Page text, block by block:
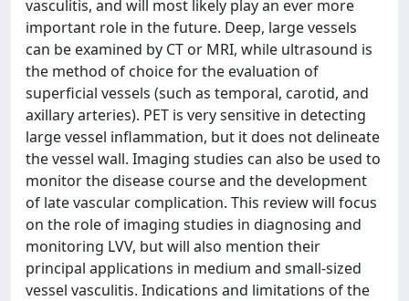
vasculitis, and will most likely play an ever more
important role in the future. Deep, large vessels
can be examined by CT or MRI, while ultrasound is
the method of choice for the evaluation of
superficial vessels (such as temporal, carotid, and
axillary arteries). PET is very sensitive in detecting
large vessel inflammation, but it does not delineate
the vessel wall. Imaging studies can also be used to
monitor the disease course and the development
of late vascular complication. This review will focus
on the role of imaging studies in diagnosing and
monitoring LVV, but will also mention their
principal applications in medium and small-sized
vessel vasculitis. Indications and limitations of the